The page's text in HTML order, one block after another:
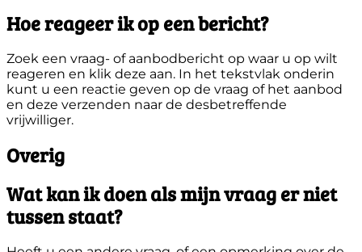
Hoe reageer ik op een bericht?
Zoek een vraag- of aanbodbericht op waar u op wilt
reageren en klik deze aan. In het tekstvlak onderin
kunt u een reactie geven op de vraag of het aanbod
en deze verzenden naar de desbetreffende
vrijwilliger.
Overig
Wat kan ik doen als mijn vraag er niet
tussen staat?